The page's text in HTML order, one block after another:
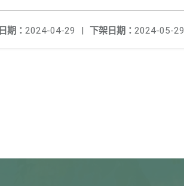
下架日期： 2024-05-29
期： 2024-04-29 |